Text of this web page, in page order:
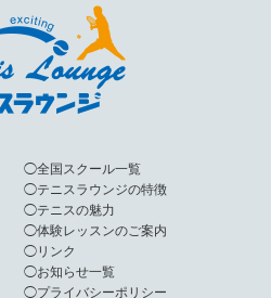
◯全国スクール一覧
◯テニスラウンジの特徴
◯テニスの魅力
◯体験レッスンのご案内
◯リンク
◯お知らせ一覧
◯プライバシーポリシー